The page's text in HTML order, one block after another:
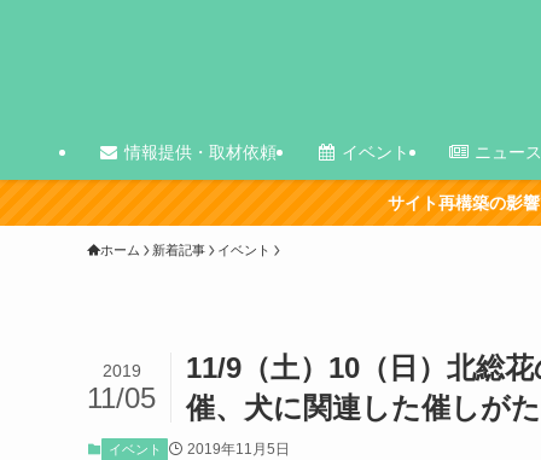
情報提供・取材依頼 イベント ニュース
サイト再構築の影響で、古い記事を中心に表示が崩
ホーム 新着記事 イベント
11/9（土）10（日）北総
催、犬に関連した催しが
2019
11/05
イベント 2019年11月5日